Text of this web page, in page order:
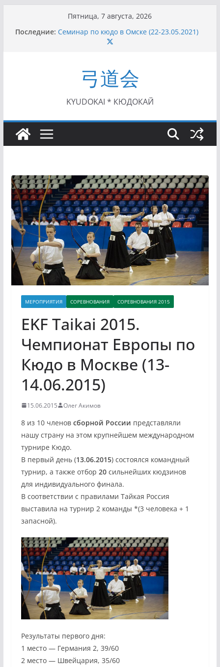
содержимому
Пятница, 7 августа, 2026
Последние: Семинар по кюдо в Омске (22-23.05.2021)
Чемпионат Росcии, Дёмино (2-5.09.2021)
II Кубок Посла Японии в России по Кюдо,
Орёл (25.07.2021)
I этап Кубка Московской области по Кюдо /
Сейдокан II (27.06.2021)
弓道会
KYUDOKAI * КЮДОКАЙ
МЕРОПРИЯТИЯ СОРЕВНОВАНИЯ СОРЕВНОВАНИЯ 2015
EKF Taikai 2015.
Чемпионат Европы по
Кюдо в Москве (13-
14.06.2015)
15.06.2015 Олег Акимов
8 из 10 членов сборной России представляли
нашу страну на этом крупнейшем международном
турнире Кюдо.
В первый день (13.06.2015) состоялся командный
турнир, а также отбор 20сильнейших кюдзинов
для индивидуального финала.
В соответствии с правилами Тайкая Россия
выставила на турнир 2 команды *(3 человека + 1
запасной).
Результаты первого дня:
1 место — Германия 2, 39/60
2 место — Швейцария, 35/60